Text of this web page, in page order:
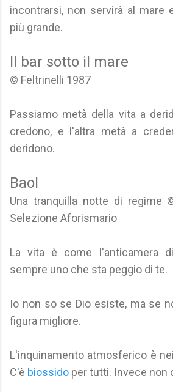
incontrarsi, non servirà al mare
più grande.
Il bar sotto il mare
© Feltrinelli 1987
Passiamo metà della vita a
credono, e l'altra metà a
deridono.
Baol
Una tranquilla notte di regime
Selezione Aforismario
La vita è come l'anticamera
sempre uno che sta peggio di te.
Io non so se Dio esiste, ma se
figura migliore.
L'inquinamento atmosferico è
C'è biossido per tutti. Invece non